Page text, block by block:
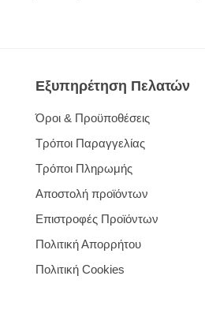
Εξυπηρέτηση Πελατών
Όροι & Προϋποθέσεις
Τρόποι Παραγγελίας
Τρόποι Πληρωμής
Αποστολή προϊόντων
Επιστροφές Προϊόντων
Πολιτική Απορρήτου
Πολιτική Cookies